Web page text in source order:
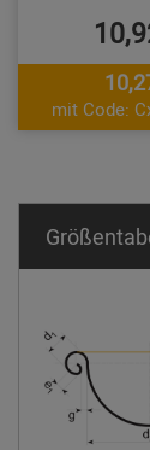
mit Code: